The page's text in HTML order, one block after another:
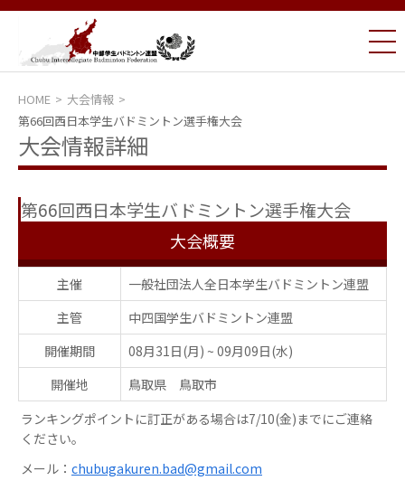
HOME
大会情報
第66回西日本学生バドミントン選手権大会
大会情報詳細
第66回西日本学生バドミントン選手権大会
大会概要
主催
一般社団法人全日本学生バドミントン連盟
主管
中四国学生バドミントン連盟
開催期間
08月31日(月) ~ 09月09日(水)
開催地
鳥取県 鳥取市
ランキングポイントに訂正がある場合は7/10(金)までにご連絡
ください。
メール： chubugakuren.bad@gmail.com